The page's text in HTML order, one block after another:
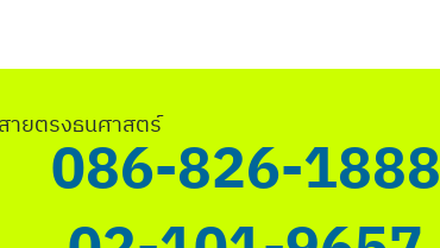
for:
สายตรงธนศาสตร์
086-826-1888